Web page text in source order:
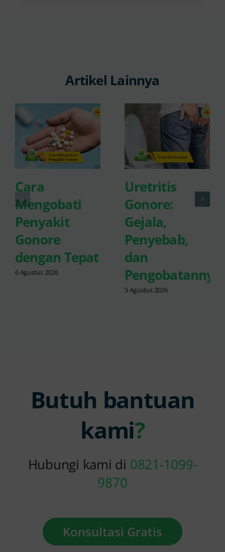
Artikel Lainnya
Cara
Mengobati
Penyakit
Gonore
dengan Tepat
6 Agustus 2026
Uretritis
Gonore:
Gejala,
Penyebab,
dan
Pengobatannya
5 Agustus 2026
Butuh bantuan
kami?
Hubungi kami di 0821-1099-
9870
Konsultasi Gratis